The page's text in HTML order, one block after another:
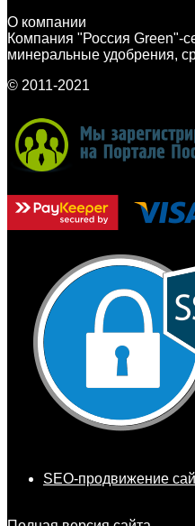
О компании
Компания "Россия Green"-
минеральные удобрения,
© 2011-2021
SEO-продвижение